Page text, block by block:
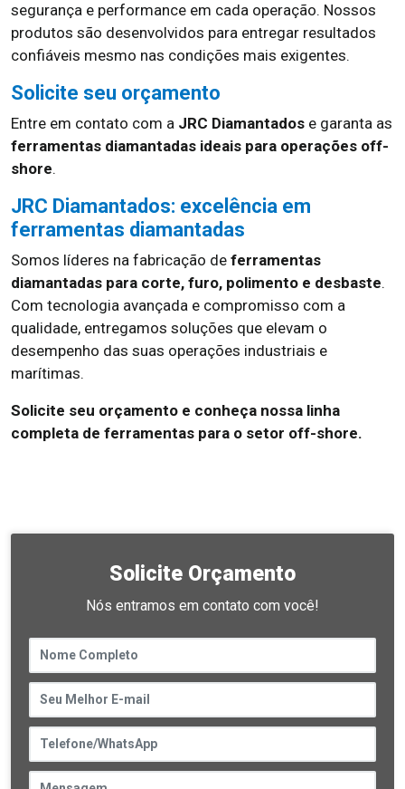
segurança e performance em cada operação. Nossos
produtos são desenvolvidos para entregar resultados
confiáveis mesmo nas condições mais exigentes.
Solicite seu orçamento
Entre em contato com a JRC Diamantados e garanta as
ferramentas diamantadas ideais para operações off-
shore.
JRC Diamantados: excelência em
ferramentas diamantadas
Somos líderes na fabricação de ferramentas
diamantadas para corte, furo, polimento e desbaste.
Com tecnologia avançada e compromisso com a
qualidade, entregamos soluções que elevam o
desempenho das suas operações industriais e
marítimas.
Solicite seu orçamento e conheça nossa linha
completa de ferramentas para o setor off-shore.
Solicite Orçamento
Nós entramos em contato com você!